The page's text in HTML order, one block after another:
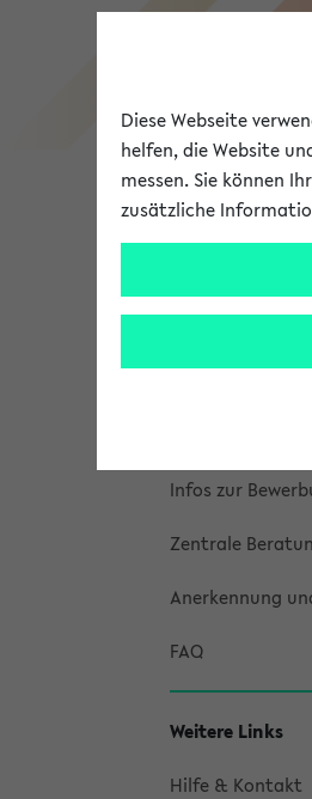
Universität
Studienangebot
Meine
Modulrecherche
Infos zur
Zentrale
Anerkennung
FAQ
Weitere Links
Hilfe & Kontakt
Diese Webseite
helfen, die Website
messen. Sie können
zusätzliche